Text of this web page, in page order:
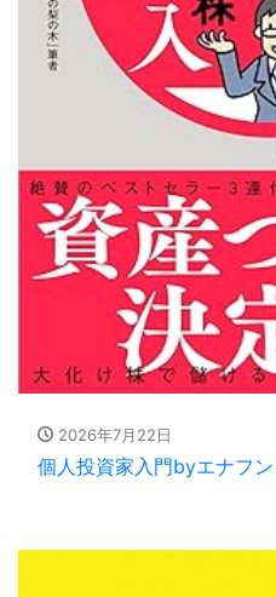
2026年7月22日
個人投資家入門byエナフ